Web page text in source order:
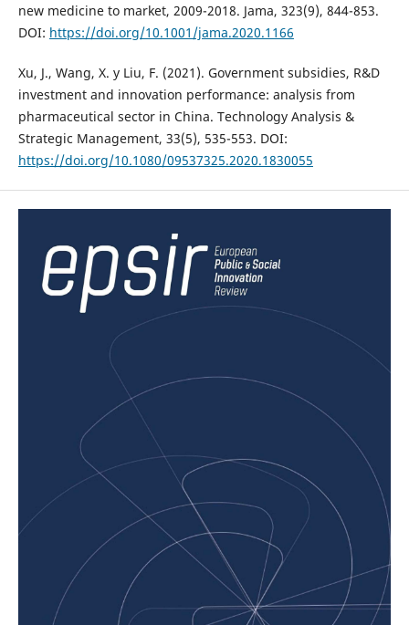
new medicine to market, 2009-2018. Jama, 323(9), 844-853.
DOI: https://doi.org/10.1001/jama.2020.1166
Xu, J., Wang, X. y Liu, F. (2021). Government subsidies, R&D
investment and innovation performance: analysis from
pharmaceutical sector in China. Technology Analysis &
Strategic Management, 33(5), 535-553. DOI:
https://doi.org/10.1080/09537325.2020.1830055